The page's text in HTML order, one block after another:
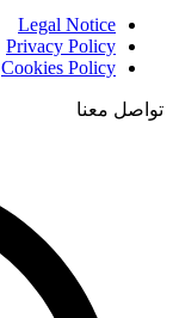
Legal Notice
Privacy Policy
Cookies Policy
تواصل معنا